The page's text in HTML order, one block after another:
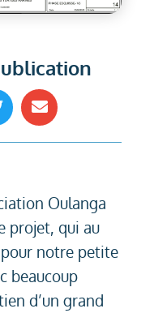
Oulanga
projet, qui au
notre petite
beaucoup
d’un grand